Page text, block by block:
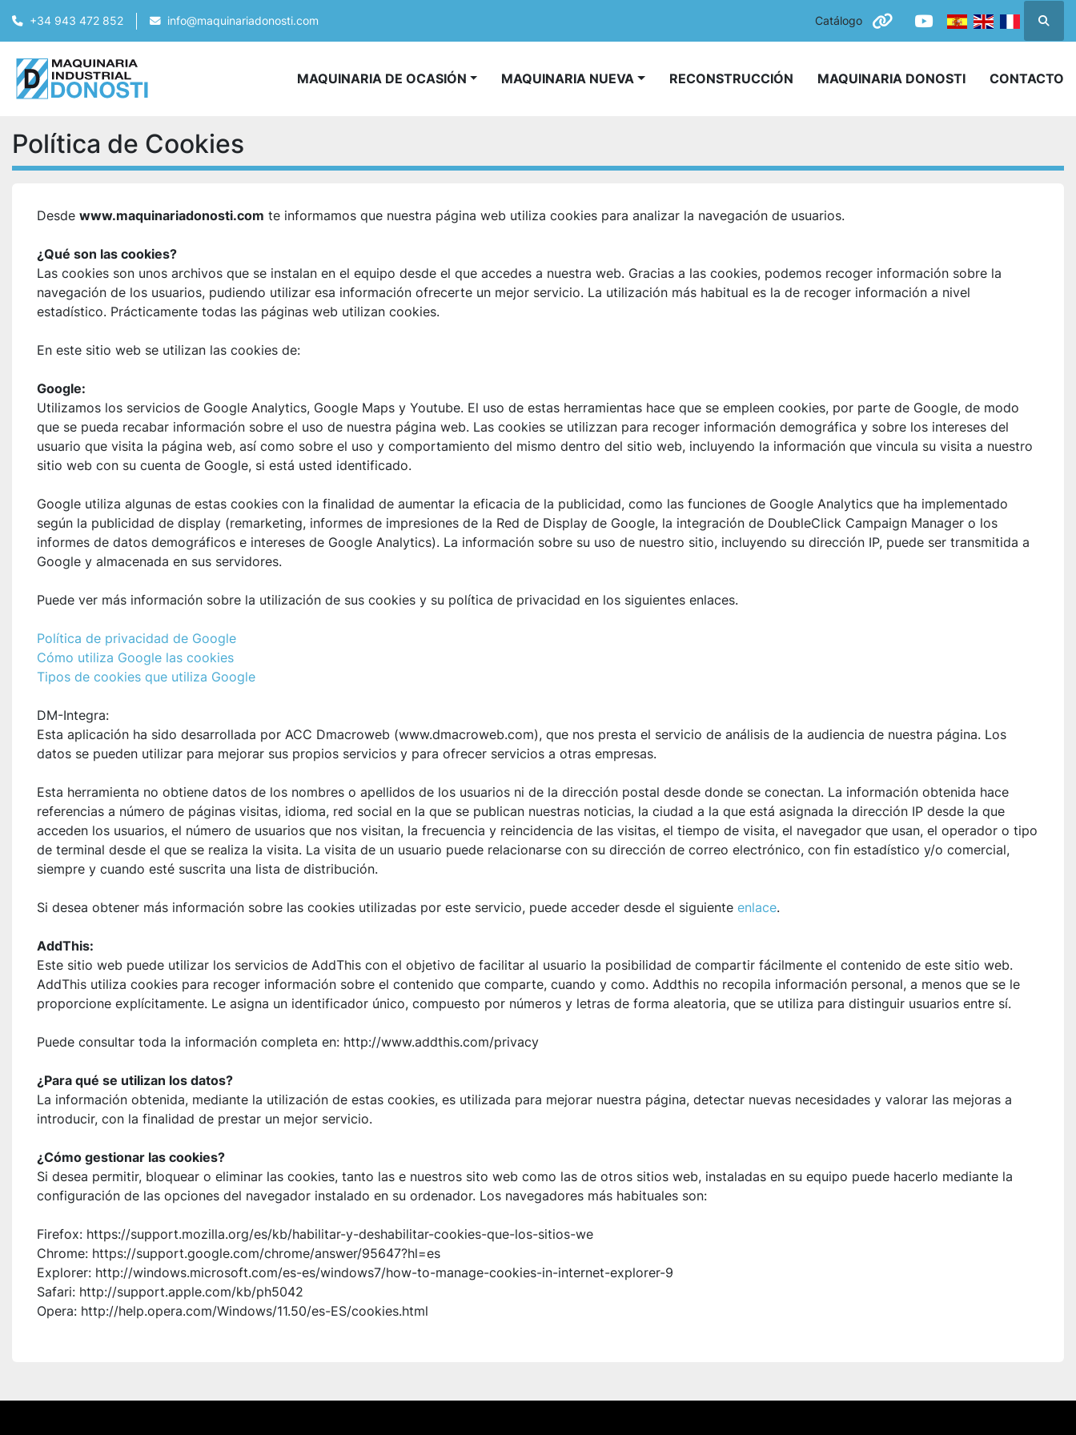
+34 943 472 852 info@maquinariadonosti.com Catálogo
otheryoutube
MAQUINARIA NUEVA
MAQUINARIA DE OCASIÓN RECONSTRUCCIÓN MAQUINARIA DONOSTI CONTACTO
Política de Cookies
Desde www.maquinariadonosti.com te informamos que nuestra página web utiliza cookies para analizar la navegación de usuarios.
¿Qué son las cookies?
Las cookies son unos archivos que se instalan en el equipo desde el que accedes a nuestra web. Gracias a las cookies, podemos recoger información sobre la
navegación de los usuarios, pudiendo utilizar esa información ofrecerte un mejor servicio. La utilización más habitual es la de recoger información a nivel
estadístico. Prácticamente todas las páginas web utilizan cookies.
En este sitio web se utilizan las cookies de:
Google:
Utilizamos los servicios de Google Analytics, Google Maps y Youtube. El uso de estas herramientas hace que se empleen cookies, por parte de Google, de modo
que se pueda recabar información sobre el uso de nuestra página web. Las cookies se utilizzan para recoger información demográfica y sobre los intereses del
usuario que visita la página web, así como sobre el uso y comportamiento del mismo dentro del sitio web, incluyendo la información que vincula su visita a nuestro
sitio web con su cuenta de Google, si está usted identificado.
Google utiliza algunas de estas cookies con la finalidad de aumentar la eficacia de la publicidad, como las funciones de Google Analytics que ha implementado
según la publicidad de display (remarketing, informes de impresiones de la Red de Display de Google, la integración de DoubleClick Campaign Manager o los
informes de datos demográficos e intereses de Google Analytics). La información sobre su uso de nuestro sitio, incluyendo su dirección IP, puede ser transmitida a
Google y almacenada en sus servidores.
Puede ver más información sobre la utilización de sus cookies y su política de privacidad en los siguientes enlaces.
Política de privacidad de Google
Cómo utiliza Google las cookies
Tipos de cookies que utiliza Google
DM-Integra:
Esta aplicación ha sido desarrollada por ACC Dmacroweb (www.dmacroweb.com), que nos presta el servicio de análisis de la audiencia de nuestra página. Los
datos se pueden utilizar para mejorar sus propios servicios y para ofrecer servicios a otras empresas.
Esta herramienta no obtiene datos de los nombres o apellidos de los usuarios ni de la dirección postal desde donde se conectan. La información obtenida hace
referencias a número de páginas visitas, idioma, red social en la que se publican nuestras noticias, la ciudad a la que está asignada la dirección IP desde la que
acceden los usuarios, el número de usuarios que nos visitan, la frecuencia y reincidencia de las visitas, el tiempo de visita, el navegador que usan, el operador o tipo
de terminal desde el que se realiza la visita. La visita de un usuario puede relacionarse con su dirección de correo electrónico, con fin estadístico y/o comercial,
siempre y cuando esté suscrita una lista de distribución.
Si desea obtener más información sobre las cookies utilizadas por este servicio, puede acceder desde el siguiente enlace.
AddThis:
Este sitio web puede utilizar los servicios de AddThis con el objetivo de facilitar al usuario la posibilidad de compartir fácilmente el contenido de este sitio web.
AddThis utiliza cookies para recoger información sobre el contenido que comparte, cuando y como. Addthis no recopila información personal, a menos que se le
proporcione explícitamente. Le asigna un identificador único, compuesto por números y letras de forma aleatoria, que se utiliza para distinguir usuarios entre sí.
Puede consultar toda la información completa en: http://www.addthis.com/privacy
¿Para qué se utilizan los datos?
La información obtenida, mediante la utilización de estas cookies, es utilizada para mejorar nuestra página, detectar nuevas necesidades y valorar las mejoras a
introducir, con la finalidad de prestar un mejor servicio.
¿Cómo gestionar las cookies?
Si desea permitir, bloquear o eliminar las cookies, tanto las e nuestros sito web como las de otros sitios web, instaladas en su equipo puede hacerlo mediante la
configuración de las opciones del navegador instalado en su ordenador. Los navegadores más habituales son:
Firefox: https://support.mozilla.org/es/kb/habilitar-y-deshabilitar-cookies-que-los-sitios-we
Chrome: https://support.google.com/chrome/answer/95647?hl=es
Explorer: http://windows.microsoft.com/es-es/windows7/how-to-manage-cookies-in-internet-explorer-9
Safari: http://support.apple.com/kb/ph5042
Opera: http://help.opera.com/Windows/11.50/es-ES/cookies.html